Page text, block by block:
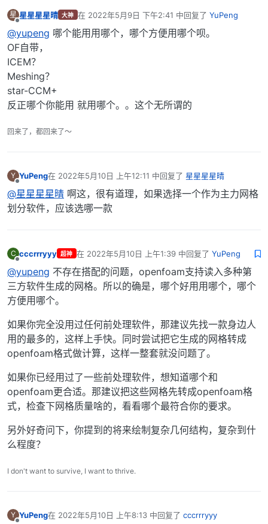
星 星星星星晴 大神 在 2022年5月9日 下午2:41 中回复了 YuPeng
最后由 编辑
@yupeng 哪个能用用哪个，哪个方便用哪个呗。
OF自带，
ICEM？
Meshing？
star-CCM+
反正哪个你能用 就用哪个。。这个无所谓的
回来了，都回来了～
Y YuPeng在 2022年5月10日 上午12:11 中回复了 星星星星晴
最后由 编辑
@星星星星晴 啊这，很有道理，如果选择一个作为主力网格
划分软件，应该选哪一款
C cccrrryyy 超神 在 2022年5月10日 上午1:39中回复了 YuPeng
最后由 编辑
@yupeng 不存在搭配的问题，openfoam支持读入多种第
三方软件生成的网格。所以的确是，哪个好用用哪个，哪个
方便用哪个。
如果你完全没用过任何前处理软件，那建议先找一款身边人
用的最多的，这样上手快。同时尝试把它生成的网格转成
openfoam格式做计算，这样一整套就没问题了。
如果你已经用过了一些前处理软件，想知道哪个和
openfoam更合适。那建议把这些网格先转成openfoam格
式，检查下网格质量啥的，看看哪个最符合你的要求。
另外好奇问下，你提到的将来绘制复杂几何结构，复杂到什
么程度？
I don't want to survive, I want to thrive.
Y YuPeng在 2022年5月10日 上午8:13 中回复了 cccrrryyy
最后由 编辑